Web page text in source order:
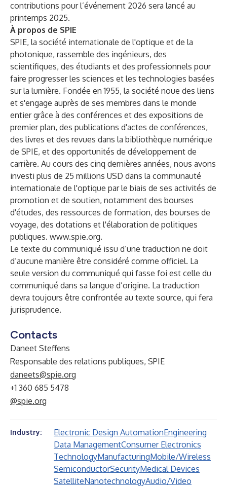
contributions pour l’événement 2026 sera lancé au
printemps 2025.
À propos de SPIE
SPIE, la société internationale de l'optique et de la
photonique, rassemble des ingénieurs, des
scientifiques, des étudiants et des professionnels pour
faire progresser les sciences et les technologies basées
sur la lumière. Fondée en 1955, la société noue des liens
et s'engage auprès de ses membres dans le monde
entier grâce à des conférences et des expositions de
premier plan, des publications d'actes de conférences,
des livres et des revues dans la bibliothèque numérique
de SPIE, et des opportunités de développement de
carrière. Au cours des cinq dernières années, nous avons
investi plus de 25 millions USD dans la communauté
internationale de l'optique par le biais de ses activités de
promotion et de soutien, notamment des bourses
d'études, des ressources de formation, des bourses de
voyage, des dotations et l'élaboration de politiques
publiques. www.spie.org.
Le texte du communiqué issu d’une traduction ne doit
d’aucune manière être considéré comme officiel. La
seule version du communiqué qui fasse foi est celle du
communiqué dans sa langue d’origine. La traduction
devra toujours être confrontée au texte source, qui fera
jurisprudence.
Contacts
Daneet Steffens
Responsable des relations publiques, SPIE
daneets@spie.org
+1 360 685 5478
@spie.org
Industry: Electronic Design AutomationEngineering
Data ManagementConsumer Electronics
TechnologyManufacturingMobile/Wireless
SemiconductorSecurityMedical Devices
SatelliteNanotechnologyAudio/Video